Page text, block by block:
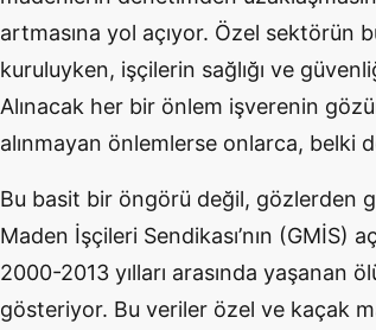
artmasına yol açıyor. Özel sektörün
kuruluyken, işçilerin sağlığı ve
Alınacak her bir önlem işverenin
alınmayan önlemlerse onlarca, belki
Bu basit bir öngörü değil, gözlerden
Maden İşçileri Sendikası’nın (GMİS)
2000-2013 yılları arasında yaşanan
gösteriyor. Bu veriler özel ve kaçak